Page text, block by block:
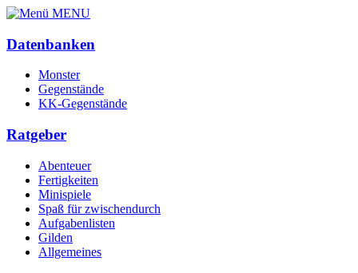
MENU
Datenbanken
Monster
Gegenstände
KK-Gegenstände
Ratgeber
Abenteuer
Fertigkeiten
Minispiele
Spaß für zwischendurch
Aufgabenlisten
Gilden
Allgemeines